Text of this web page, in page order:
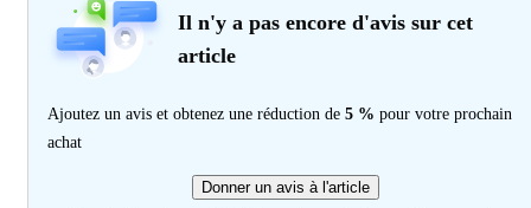
Il n'y a pas encore d'avis sur cet
article
Ajoutez un avis et obtenez une réduction de 5 % pour votre prochain
achat
Donner un avis à l'article